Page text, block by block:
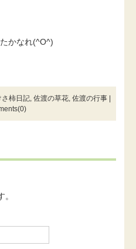
かなれ(^O^)
さ柿日記, 佐渡の草花, 佐渡の行事|